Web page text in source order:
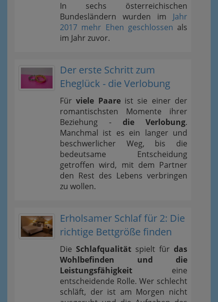
In sechs österreichischen
Bundesländern wurden im Jahr
2017 mehr Ehen geschlossen als
im Jahr zuvor.
Der erste Schritt zum
Eheglück - die Verlobung
Fürviele Paareist sie einer der
romantischsten Momente ihrer
Beziehung - die Verlobung.
Manchmal ist es ein langer und
beschwerlicher Weg, bis die
bedeutsame Entscheidung
getroffen wird, mit dem Partner
den Rest des Lebens verbringen
zu wollen.
Erholsamer Schlaf für 2: Die
richtige Bettgröße finden
Die Schlafqualität spielt für das
Wohlbefinden und die
Leistungsfähigkeit eine
entscheidende Rolle. Wer schlecht
schläft, der ist am Morgen nicht